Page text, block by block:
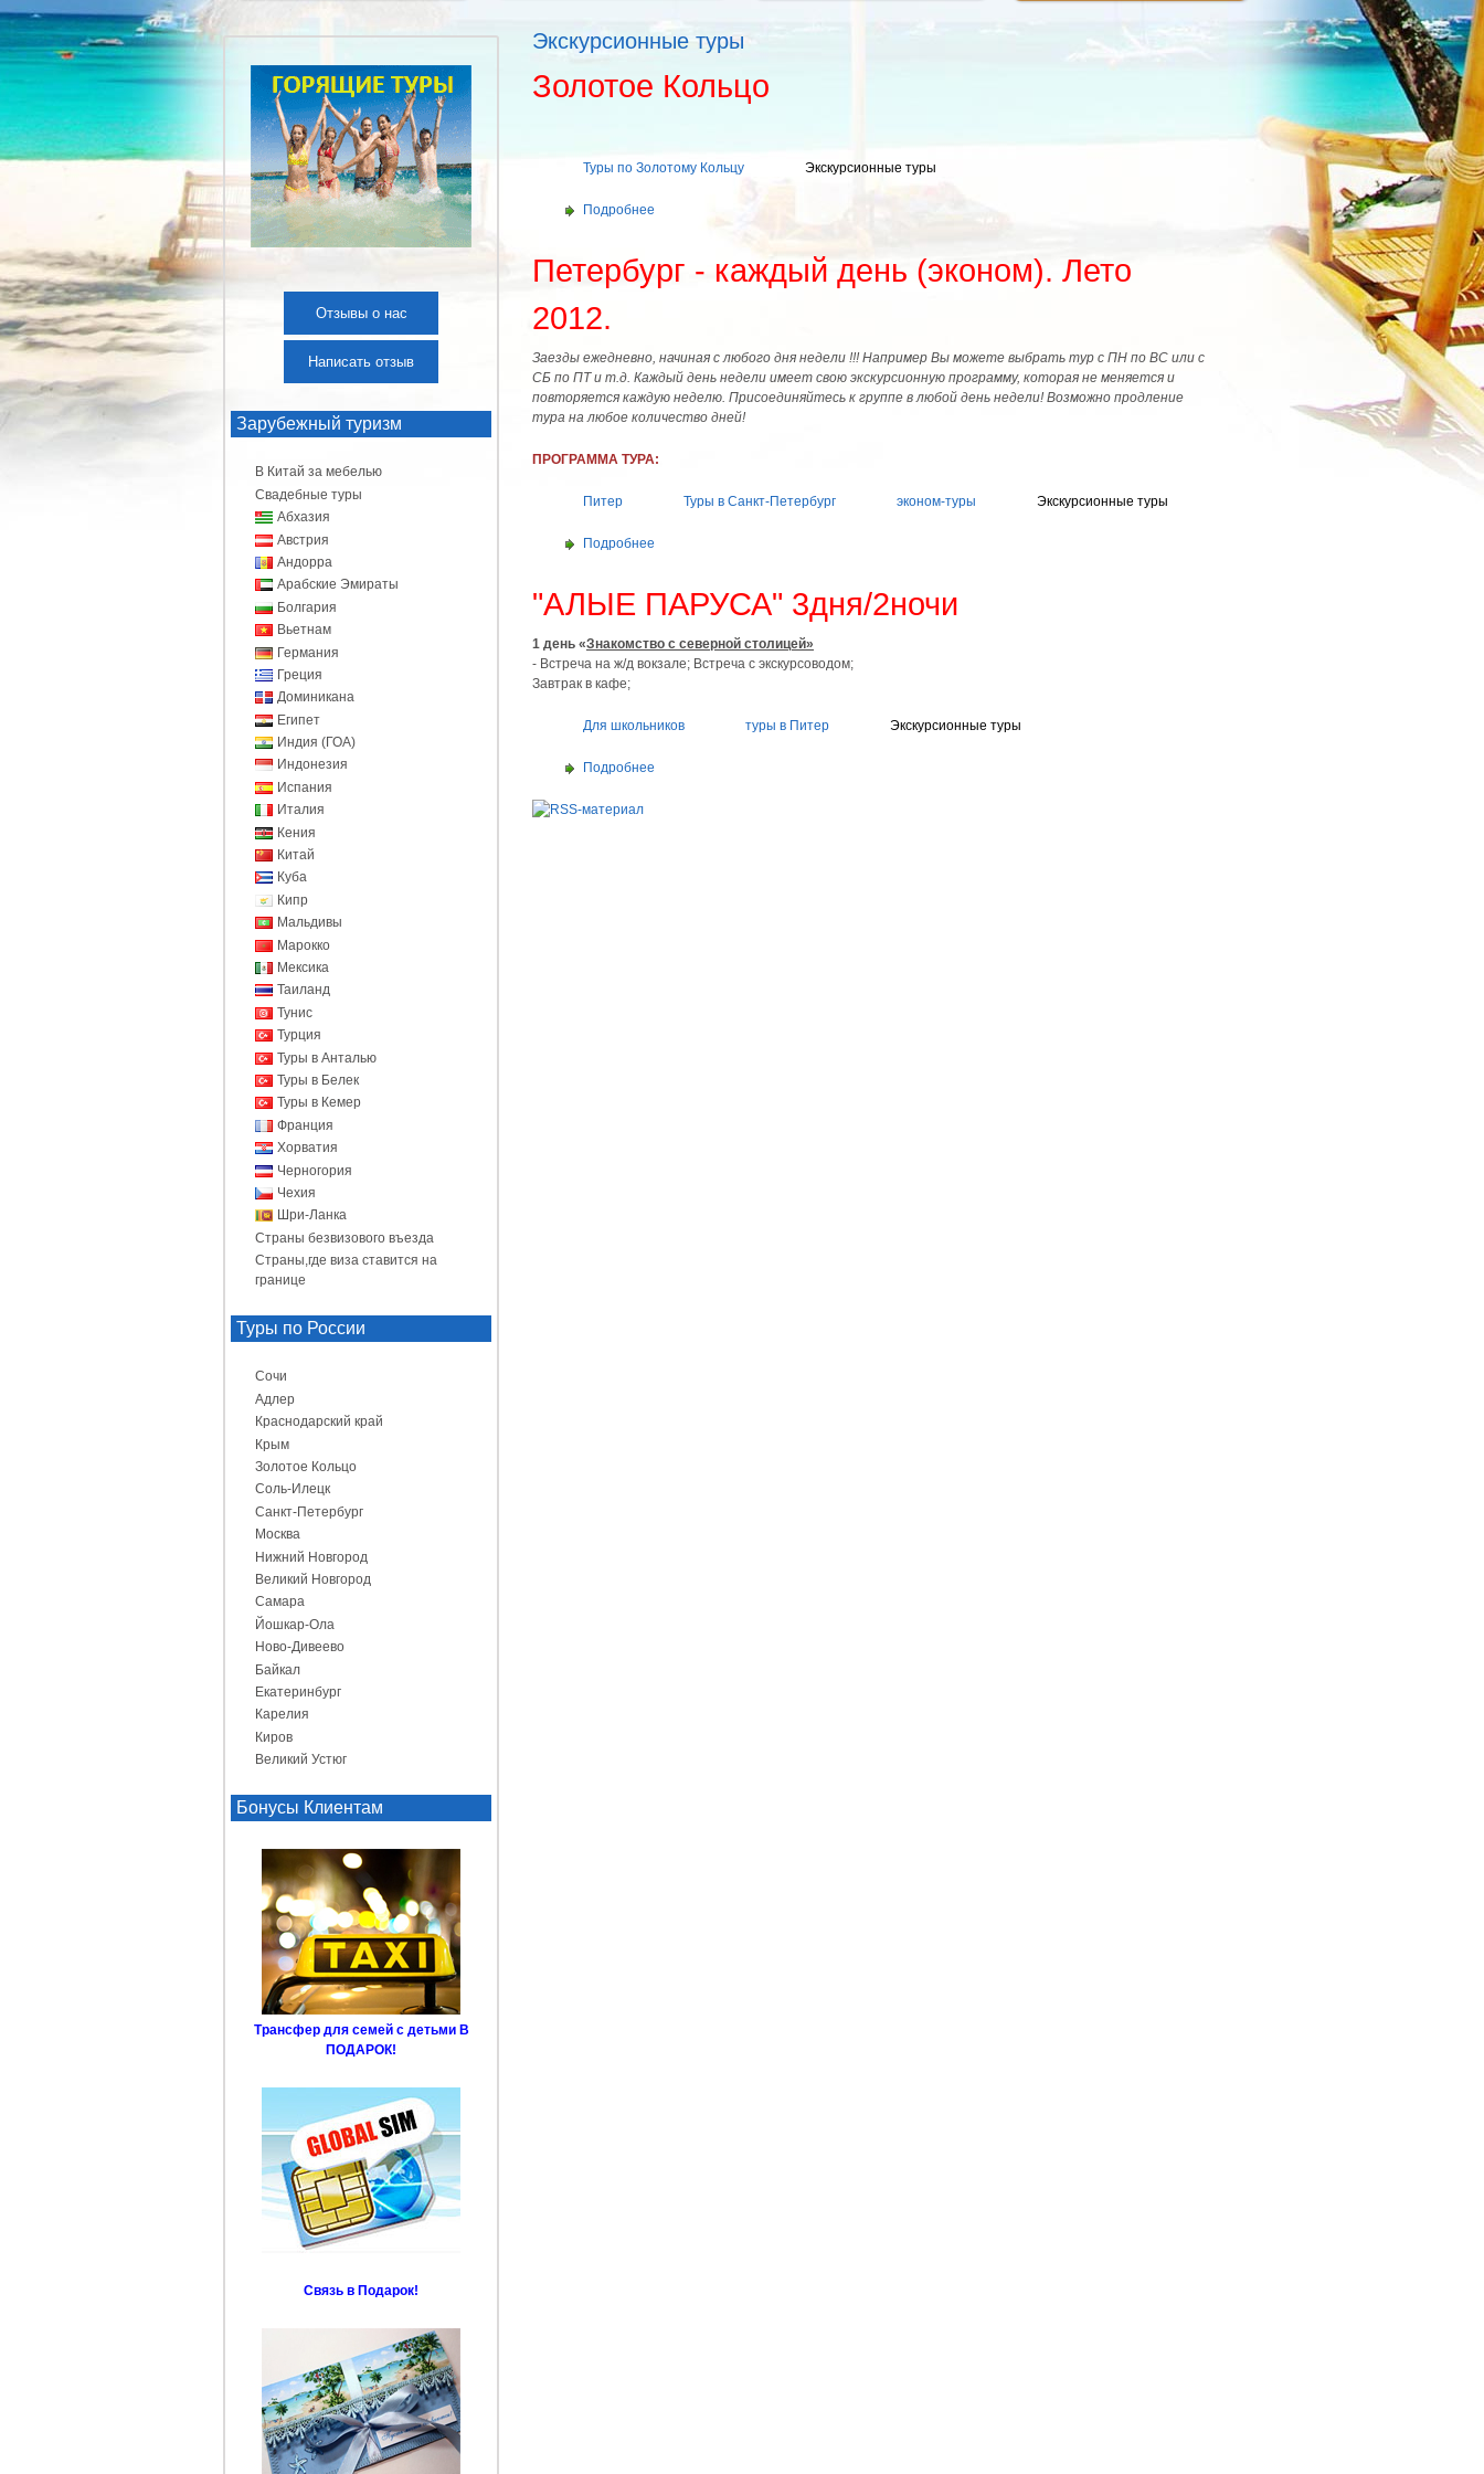
Экскурсионные туры
Золотое Кольцо
Туры по Золотому Кольцу Экскурсионные туры
Подробнее
Петербург - каждый день (эконом). Лето
2012.
Заезды ежедневно, начиная с любого дня недели !!! Например Вы можете выбрать тур с ПН по ВС или с
СБ по ПТ и т.д. Каждый день недели имеет свою экскурсионную программу, которая не меняется и
повторяется каждую неделю. Присоединяйтесь к группе в любой день недели! Возможно продление
тура на любое количество дней!
ПРОГРАММА ТУРА:
Питер Туры в Санкт-Петербург эконом-туры Экскурсионные туры
Подробнее
"АЛЫЕ ПАРУСА" 3дня/2ночи
1 день «Знакомство с северной столицей»
- Встреча на ж/д вокзале; Встреча с экскурсоводом;
Завтрак в кафе;
Для школьников туры в Питер Экскурсионные туры
Подробнее
Отзывы о нас
Написать отзыв
Зарубежный туризм
В Китай за мебелью
Свадебные туры
Абхазия
Австрия
Андорра
Арабские Эмираты
Болгария
Вьетнам
Германия
Греция
Доминикана
Египет
Индия (ГОА)
Индонезия
Испания
Италия
Кения
Китай
Куба
Кипр
Мальдивы
Марокко
Мексика
Таиланд
Тунис
Турция
Туры в Анталью
Туры в Белек
Туры в Кемер
Франция
Хорватия
Черногория
Чехия
Шри-Ланка
Страны безвизового въезда
Страны,где виза ставится на
границе
Туры по России
Сочи
Адлер
Краснодарский край
Крым
Золотое Кольцо
Соль-Илецк
Санкт-Петербург
Москва
Нижний Новгород
Великий Новгород
Самара
Йошкар-Ола
Ново-Дивеево
Байкал
Екатеринбург
Карелия
Киров
Великий Устюг
Бонусы Клиентам
Трансфер для семей с детьми В
ПОДАРОК!
Связь в Подарок!